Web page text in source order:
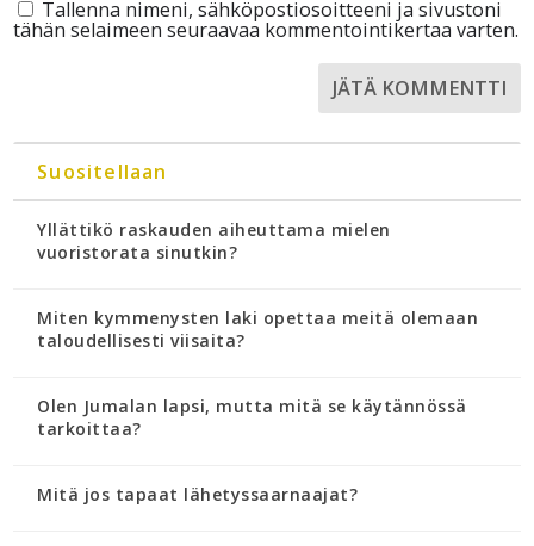
Tallenna nimeni, sähköpostiosoitteeni ja sivustoni
tähän selaimeen seuraavaa kommentointikertaa varten.
Suositellaan
Yllättikö raskauden aiheuttama mielen
vuoristorata sinutkin?
Miten kymmenysten laki opettaa meitä olemaan
taloudellisesti viisaita?
Olen Jumalan lapsi, mutta mitä se käytännössä
tarkoittaa?
Mitä jos tapaat lähetyssaarnaajat?